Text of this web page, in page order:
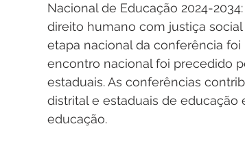
Nacional de Educação 2024-
direito humano com justiça
etapa nacional da conferência foi
encontro nacional foi precedido
estaduais. As conferências
distrital e estaduais de
educação.